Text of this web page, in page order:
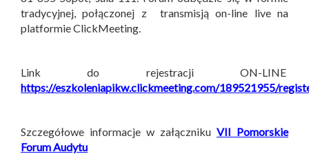
tradycyjnej, połączonej z transmisją on-line live na
platformie ClickMeeting.
Link do rejestracji ON-LINE
https://eszkoleniapikw.clickmeeting.com/189521955/
Szczegółowe informacje w załączniku VII Pomorskie
Forum Audytu